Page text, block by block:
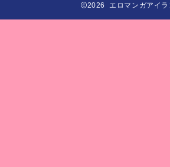
2026 エロマンガアイラ